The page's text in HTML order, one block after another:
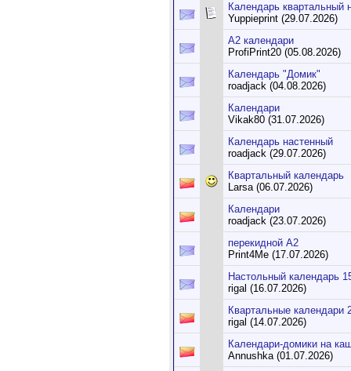
Календарь квартальный
Yuppieprint (29.07.2026)
A2 календари
ProfiPrint20 (05.08.2026)
Календарь "Домик"
roadjack (04.08.2026)
Календари
Vikak80 (31.07.2026)
Календарь настенный
roadjack (29.07.2026)
Квартальный календарь
Larsa (06.07.2026)
Календари
roadjack (23.07.2026)
перекидной А2
Print4Me (17.07.2026)
Настольный календарь
rigal (16.07.2026)
Квартальные календари
rigal (14.07.2026)
Календари-домики на
Annushka (01.07.2026)